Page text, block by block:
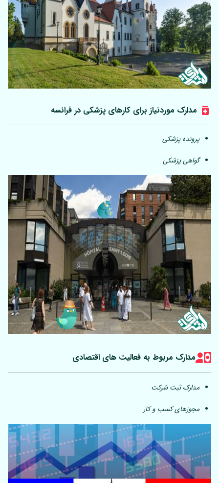
مدارک موردنیاز برای کارهای پزشکی در فرانسه
پرونده پزشکی
گواهی پزشکی
مدارک مربوط به فعالیت های اقتصادی
مدارک ثبت شرکت
مجوزهای کسب و کار